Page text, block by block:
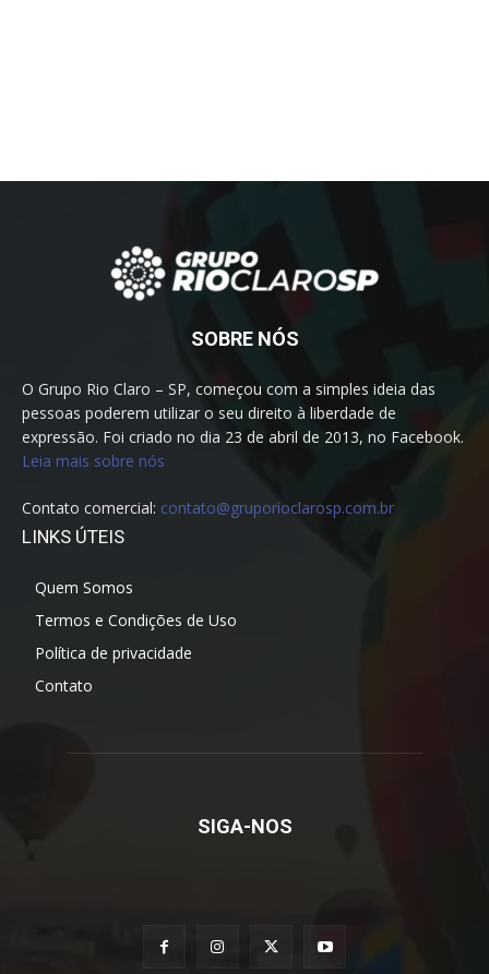
SOBRE NÓS
O Grupo Rio Claro – SP, começou com a simples ideia das
pessoas poderem utilizar o seu direito à liberdade de
expressão. Foi criado no dia 23 de abril de 2013, no Facebook.
Leia mais sobre nós
Contato comercial: contato@gruporioclarosp.com.br
LINKS ÚTEIS
Quem Somos
Termos e Condições de Uso
Política de privacidade
Contato
SIGA-NOS